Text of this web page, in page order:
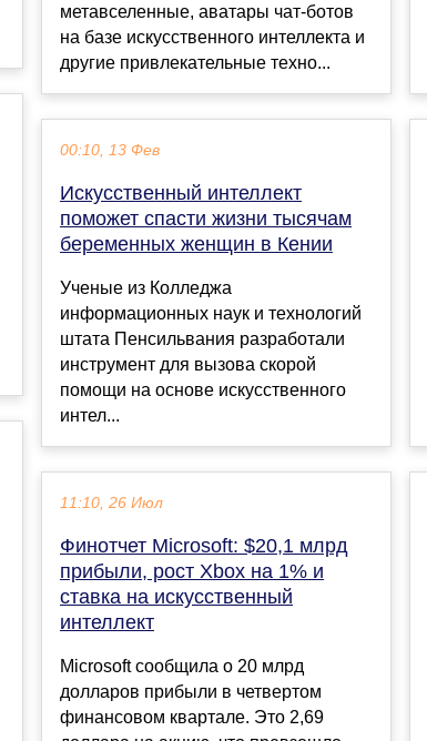
метавселенные, аватары чат-ботов
на базе искусственного интеллекта и
другие привлекательные техно...
00:10, 13 Фев
Искусственный интеллект
поможет спасти жизни тысячам
беременных женщин в Кении
Ученые из Колледжа
информационных наук и технологий
штата Пенсильвания разработали
инструмент для вызова скорой
помощи на основе искусственного
интел...
11:10, 26 Июл
Финотчет Microsoft: $20,1 млрд
прибыли, рост Xbox на 1% и
ставка на искусственный
интеллект
Microsoft сообщила о 20 млрд
долларов прибыли в четвертом
финансовом квартале. Это 2,69